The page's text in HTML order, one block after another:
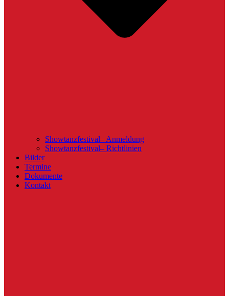
Showtanzfestival– Anmeldung
Showtanzfestival– Richtlinien
Bilder
Termine
Dokumente
Kontakt